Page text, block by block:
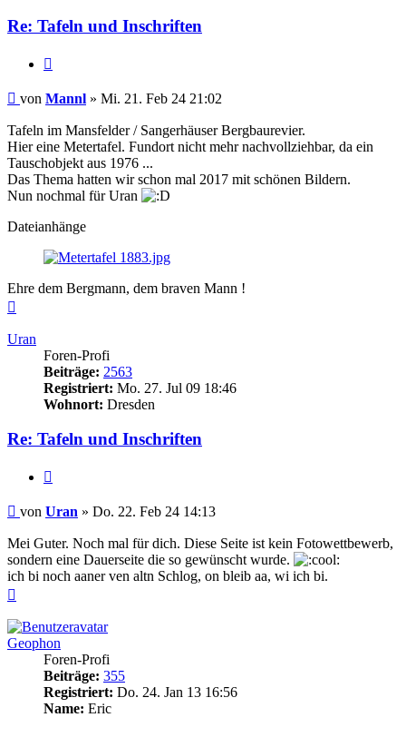
Re: Tafeln und Inschriften
Beitrag
von Mannl » Mi. 21. Feb 24 21:02
Tafeln im Mansfelder / Sangerhäuser Bergbaurevier.
Hier eine Metertafel. Fundort nicht mehr nachvollziehbar, da ein
Tauschobjekt aus 1976 ...
Das Thema hatten wir schon mal 2017 mit schönen Bildern.
Nun nochmal für Uran
Dateianhänge
Ehre dem Bergmann, dem braven Mann !
Uran
Foren-Profi
Beiträge: 2563
Registriert: Mo. 27. Jul 09 18:46
Wohnort: Dresden
Re: Tafeln und Inschriften
Beitrag
von Uran » Do. 22. Feb 24 14:13
Mei Guter. Noch mal für dich. Diese Seite ist kein Fotowettbewerb,
sondern eine Dauerseite die so gewünscht wurde.
ich bi noch aaner ven altn Schlog, on bleib aa, wi ich bi.
Geophon
Foren-Profi
Beiträge: 355
Registriert: Do. 24. Jan 13 16:56
Name: Eric